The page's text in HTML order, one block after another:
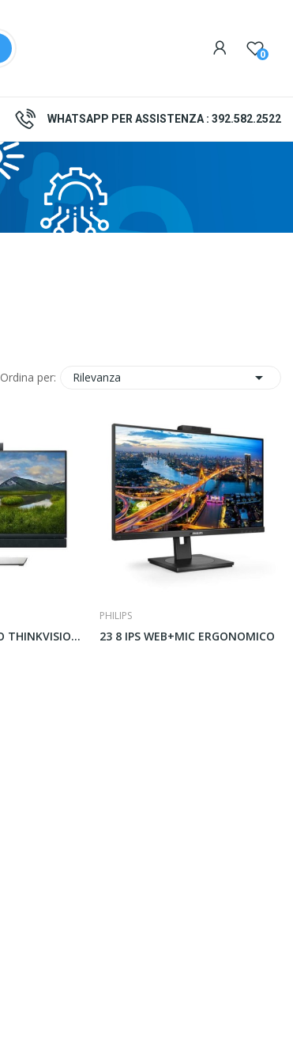
0
WHATSAPP PER ASSISTENZA : 392.582.2522
Ordina per: Rilevanza 
MONITOR LENOVO THINKVISION S27-4e 27"
PHILIPS
23 8 IPS WEB+MIC ERGONOMICO